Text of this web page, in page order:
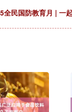
全民国防教育月 | 一